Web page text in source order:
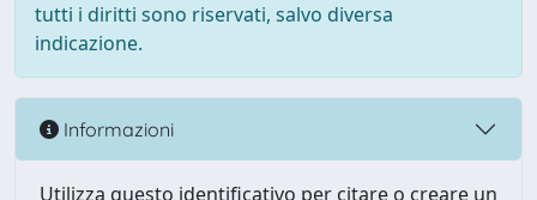
tutti i diritti sono riservati, salvo diversa
indicazione.
Informazioni
Utilizza questo identificativo per citare o creare un